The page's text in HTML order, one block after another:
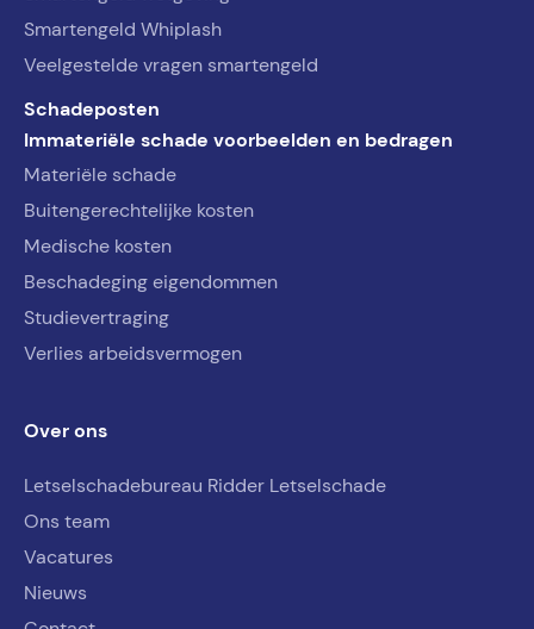
Smartengeld Whiplash
Veelgestelde vragen smartengeld
Schadeposten
Immateriële schade voorbeelden en bedragen
Materiële schade
Buitengerechtelijke kosten
Medische kosten
Beschadeging eigendommen
Studievertraging
Verlies arbeidsvermogen
Over ons
Letselschadebureau Ridder Letselschade
Ons team
Vacatures
Nieuws